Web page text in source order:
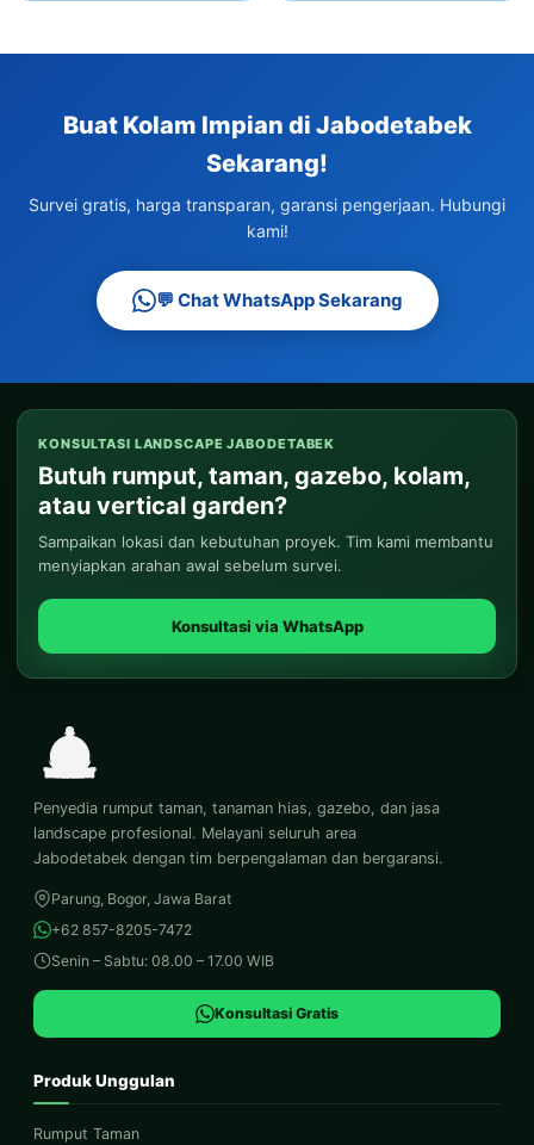
Buat Kolam Impian di Jabodetabek
Sekarang!
Survei gratis, harga transparan, garansi pengerjaan. Hubungi
kami!
💬 Chat WhatsApp Sekarang
KONSULTASI LANDSCAPE JABODETABEK
Butuh rumput, taman, gazebo, kolam,
atau vertical garden?
Sampaikan lokasi dan kebutuhan proyek. Tim kami membantu
menyiapkan arahan awal sebelum survei.
Konsultasi via WhatsApp
Penyedia rumput taman, tanaman hias, gazebo, dan jasa
landscape profesional. Melayani seluruh area
Jabodetabek dengan tim berpengalaman dan bergaransi.
Parung, Bogor, Jawa Barat
+62 857-8205-7472
Senin – Sabtu: 08.00 – 17.00 WIB
Konsultasi Gratis
Produk Unggulan
Rumput Taman